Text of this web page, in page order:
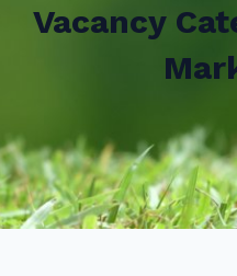
Vacancy